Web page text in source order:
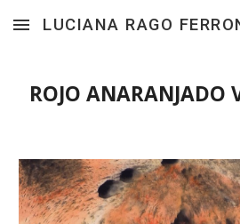
Skip to main content
LUCIANA RAGO
ROJO ANARANJADO